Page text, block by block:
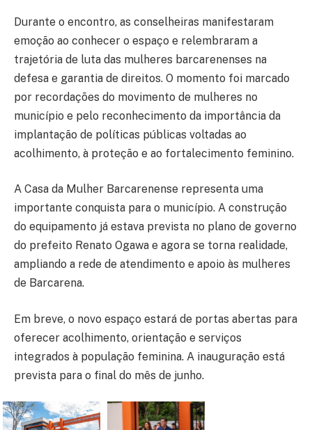
Durante o encontro, as conselheiras manifestaram
emoção ao conhecer o espaço e relembraram a
trajetória de luta das mulheres barcarenenses na
defesa e garantia de direitos. O momento foi marcado
por recordações do movimento de mulheres no
município e pelo reconhecimento da importância da
implantação de políticas públicas voltadas ao
acolhimento, à proteção e ao fortalecimento feminino.
A Casa da Mulher Barcarenense representa uma
importante conquista para o município. A construção
do equipamento já estava prevista no plano de governo
do prefeito Renato Ogawa e agora se torna realidade,
ampliando a rede de atendimento e apoio às mulheres
de Barcarena.
Em breve, o novo espaço estará de portas abertas para
oferecer acolhimento, orientação e serviços
integrados à população feminina. A inauguração está
prevista para o final do mês de junho.